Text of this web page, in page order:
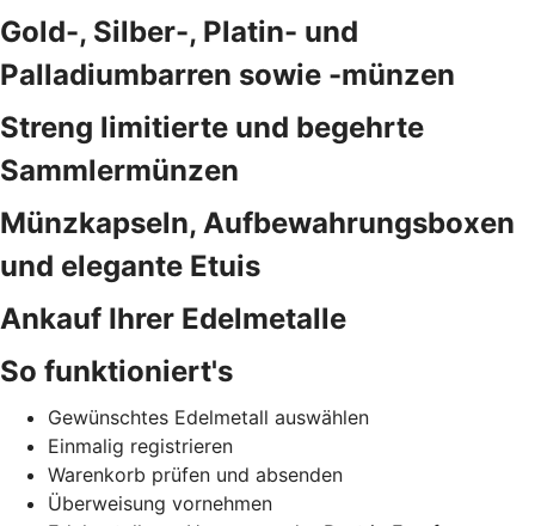
Gold-, Silber-, Platin- und
Palladiumbarren sowie -münzen
Streng limitierte und begehrte
Sammlermünzen
Münzkapseln, Aufbewahrungsboxen
und elegante Etuis
Ankauf Ihrer Edelmetalle
So funktioniert's
Gewünschtes Edelmetall auswählen
Einmalig registrieren
Warenkorb prüfen und absenden
Überweisung vornehmen